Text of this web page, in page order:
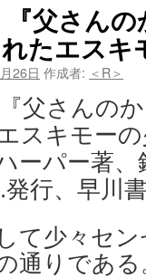
『父さん
たエスキ
26日 作成者: ＜R＞
『父さんの
スキモーの
ーパー著
発行、早川
て少々セ
通りであ